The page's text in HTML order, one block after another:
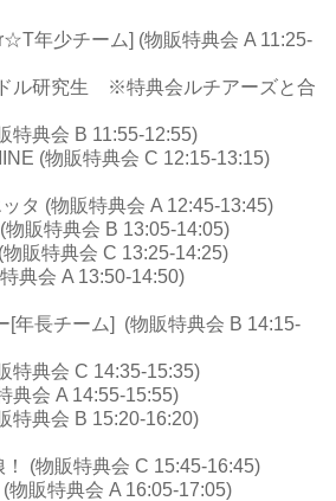
年少チーム] (物販特典会 A 11:25-
ル研究生 ※特典会ルチアーズと合
特典会 B 11:55-12:55)
(物販特典会 C 12:15-13:15)
タ (物販特典会 A 12:45-13:45)
販特典会 B 13:05-14:05)
販特典会 C 13:25-14:25)
典会 A 13:50-14:50)
年長チーム] (物販特典会 B 14:15-
特典会 C 14:35-15:35)
典会 A 14:55-15:55)
特典会 B 15:20-16:20)
(物販特典会 C 15:45-16:45)
販特典会 A 16:05-17:05)